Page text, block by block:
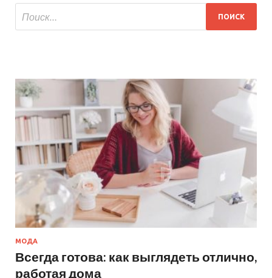
МОДА
Всегда готова: как выглядеть отлично,
работая дома